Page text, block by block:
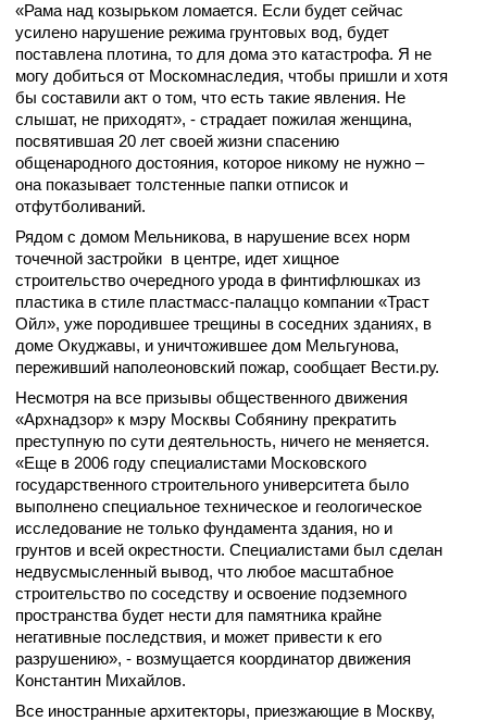
«Рама над козырьком ломается. Если будет сейчас
усилено нарушение режима грунтовых вод, будет
поставлена плотина, то для дома это катастрофа. Я не
могу добиться от Москомнаследия, чтобы пришли и хотя
бы составили акт о том, что есть такие явления. Не
слышат, не приходят», - страдает пожилая женщина,
посвятившая 20 лет своей жизни спасению
общенародного достояния, которое никому не нужно –
она показывает толстенные папки отписок и
отфутболиваний.
Рядом с домом Мельникова, в нарушение всех норм
точечной застройки в центре, идет хищное
строительство очередного урода в финтифлюшках из
пластика в стиле пластмасс-палаццо компании «Траст
Ойл», уже породившее трещины в соседних зданиях, в
доме Окуджавы, и уничтожившее дом Мельгунова,
переживший наполеоновский пожар, сообщает Вести.ру.
Несмотря на все призывы общественного движения
«Архнадзор» к мэру Москвы Собянину прекратить
преступную по сути деятельность, ничего не меняется.
«Еще в 2006 году специалистами Московского
государственного строительного университета было
выполнено специальное техническое и геологическое
исследование не только фундамента здания, но и
грунтов и всей окрестности. Специалистами был сделан
недвусмысленный вывод, что любое масштабное
строительство по соседству и освоение подземного
пространства будет нести для памятника крайне
негативные последствия, и может привести к его
разрушению», - возмущается координатор движения
Константин Михайлов.
Все иностранные архитекторы, приезжающие в Москву,